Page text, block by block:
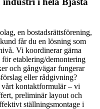
en bostadsrättsförening,
får du en lösning som
Vi koordinerar gärna
för etablering/demontering
och gångvägar fungerar
eller rådgivning?
kontaktformulär – vi
preliminär layout och
ställningsmontage i